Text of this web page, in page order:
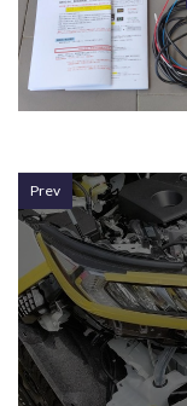
Prev